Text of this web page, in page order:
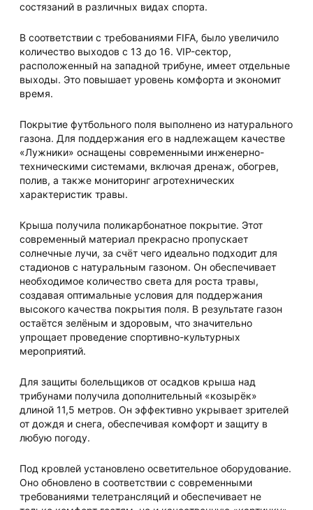
состязаний в различных видах спорта.
В соответствии с требованиями FIFA, было увеличило
количество выходов с 13 до 16. VIP-сектор,
расположенный на западной трибуне, имеет отдельные
выходы. Это повышает уровень комфорта и экономит
время.
Покрытие футбольного поля выполнено из натурального
газона. Для поддержания его в надлежащем качестве
«Лужники» оснащены современными инженерно-
техническими системами, включая дренаж, обогрев,
полив, а также мониторинг агротехнических
характеристик травы.
Крыша получила поликарбонатное покрытие. Этот
современный материал прекрасно пропускает
солнечные лучи, за счёт чего идеально подходит для
стадионов с натуральным газоном. Он обеспечивает
необходимое количество света для роста травы,
создавая оптимальные условия для поддержания
высокого качества покрытия поля. В результате газон
остаётся зелёным и здоровым, что значительно
упрощает проведение спортивно-культурных
мероприятий.
Для защиты болельщиков от осадков крыша над
трибунами получила дополнительный «козырёк»
длиной 11,5 метров. Он эффективно укрывает зрителей
от дождя и снега, обеспечивая комфорт и защиту в
любую погоду.
Под кровлей установлено осветительное оборудование.
Оно обновлено в соответствии с современными
требованиями телетрансляций и обеспечивает не